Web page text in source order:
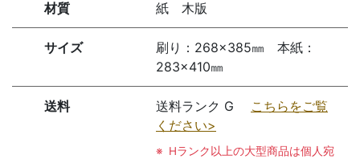
材質 紙 木版
サイズ
刷り：268×385㎜ 本紙：
283×410㎜
送料 送料ランク G こちらをご覧
ください>
Hランク以上の大型商品は個人宛